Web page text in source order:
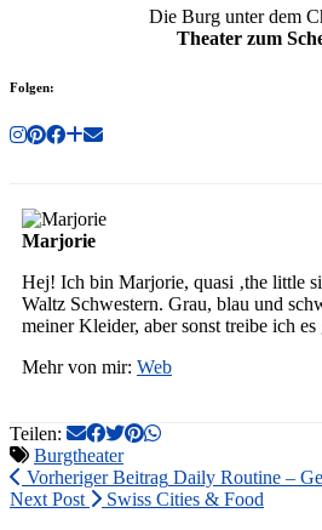
Die Burg unter dem
Theater zum
Folgen:
Marjorie
Hej! Ich bin Marjorie, quasi ‚the little
Waltz Schwestern. Grau, blau und
meiner Kleider, aber sonst treibe ich
Mehr von mir: Web
Teilen:
Burgtheater
Vorheriger Beitrag Daily Routine –
Next Post
Swiss Cities & Food